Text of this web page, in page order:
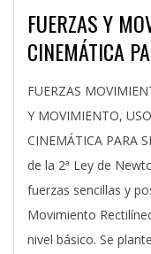
FUERZAS Y
CINEMÁTICA
2020-
04-
20
FUERZAS
Y MOVIMIENTO,
CINEMÁTICA PARA
de la 2ª Ley de
fuerzas sencillas y
Movimiento
nivel básico. Se